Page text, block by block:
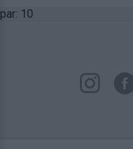
par: 10